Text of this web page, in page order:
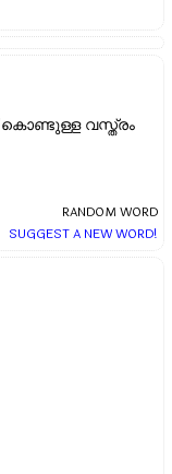
കൊണ്ടുള്ള വസ്ത്രം
RANDOM WORD
SUGGEST A NEW WORD!